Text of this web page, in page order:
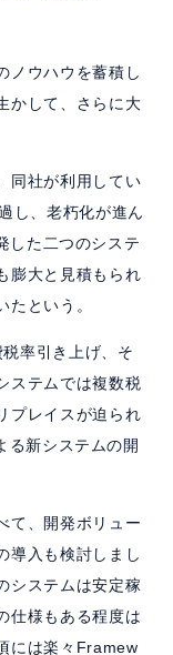
ノウハウを蓄積し
かして、さらに大
同社が利用してい
し、老朽化が進ん
した二つのシステ
膨大と見積もられ
という。
率引き上げ、そ
ステムでは複数税
プレイスが迫られ
る新システムの開
て、開発ボリュー
導入も検討しまし
システムは安定稼
仕様もある程度は
には楽々Framew